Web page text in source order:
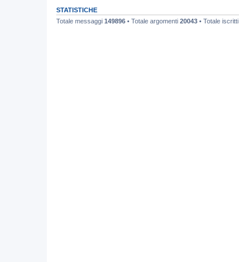
STATISTICHE
Totale messaggi 149896 • Totale argomenti 20043 • Totale iscritti